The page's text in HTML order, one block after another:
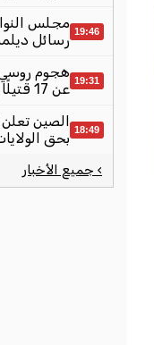
19:46 مجلس
رسائل
19:31 هجوم
عن 17 قتيلًا و44 مصابًا
18:49 الصين
بحق
› جميع الأخبار